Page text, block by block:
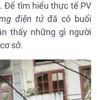
Để tìm hiểu thực tế PV
điện tửđã có buổi
thấy những gì người
sở.